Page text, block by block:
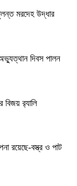
মরদেহ উদ্ধার
দিবস পালন
র‍্যালি
রয়েছে-বস্ত্র ও পাট